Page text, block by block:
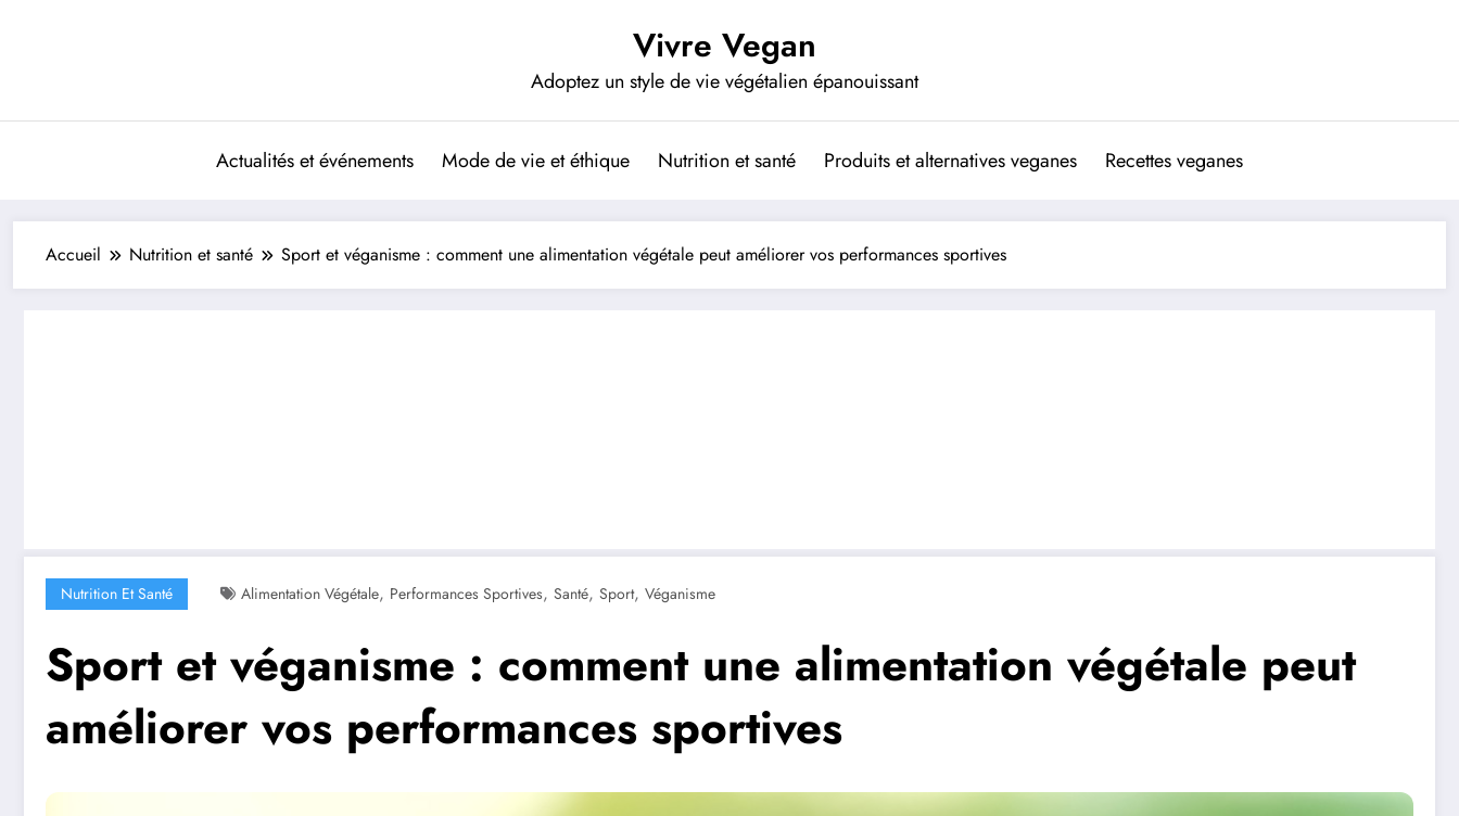
Vivre Vegan
Adoptez un style de vie végétalien épanouissant
Actualités et événements Mode de vie et éthique Nutrition et santé Produits et alternatives veganes Recettes veganes
Accueil Nutrition et santé Sport et véganisme : comment une alimentation végétale peut améliorer vos performances sportives
Nutrition Et Santé Alimentation Végétale, Performances Sportives, Santé, Sport, Véganisme
Sport et véganisme : comment une alimentation végétale peut
améliorer vos performances sportives